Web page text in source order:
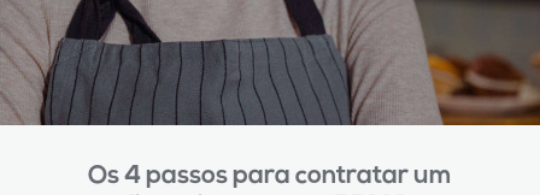
Os 4 passos para contratar um